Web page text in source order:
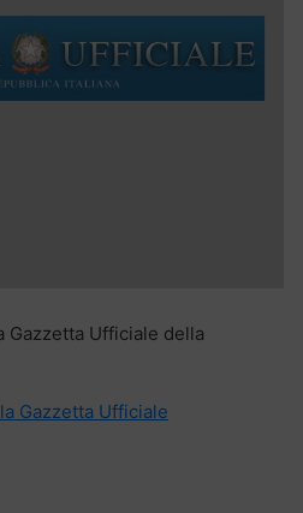
Gazzetta Ufficiale della
Gazzetta Ufficiale